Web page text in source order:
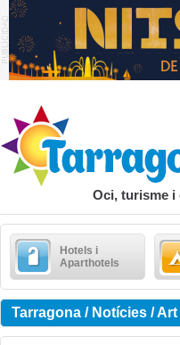
Oci, turisme i
Hotels i
Aparthotels
Tarragona / Notícies / Art